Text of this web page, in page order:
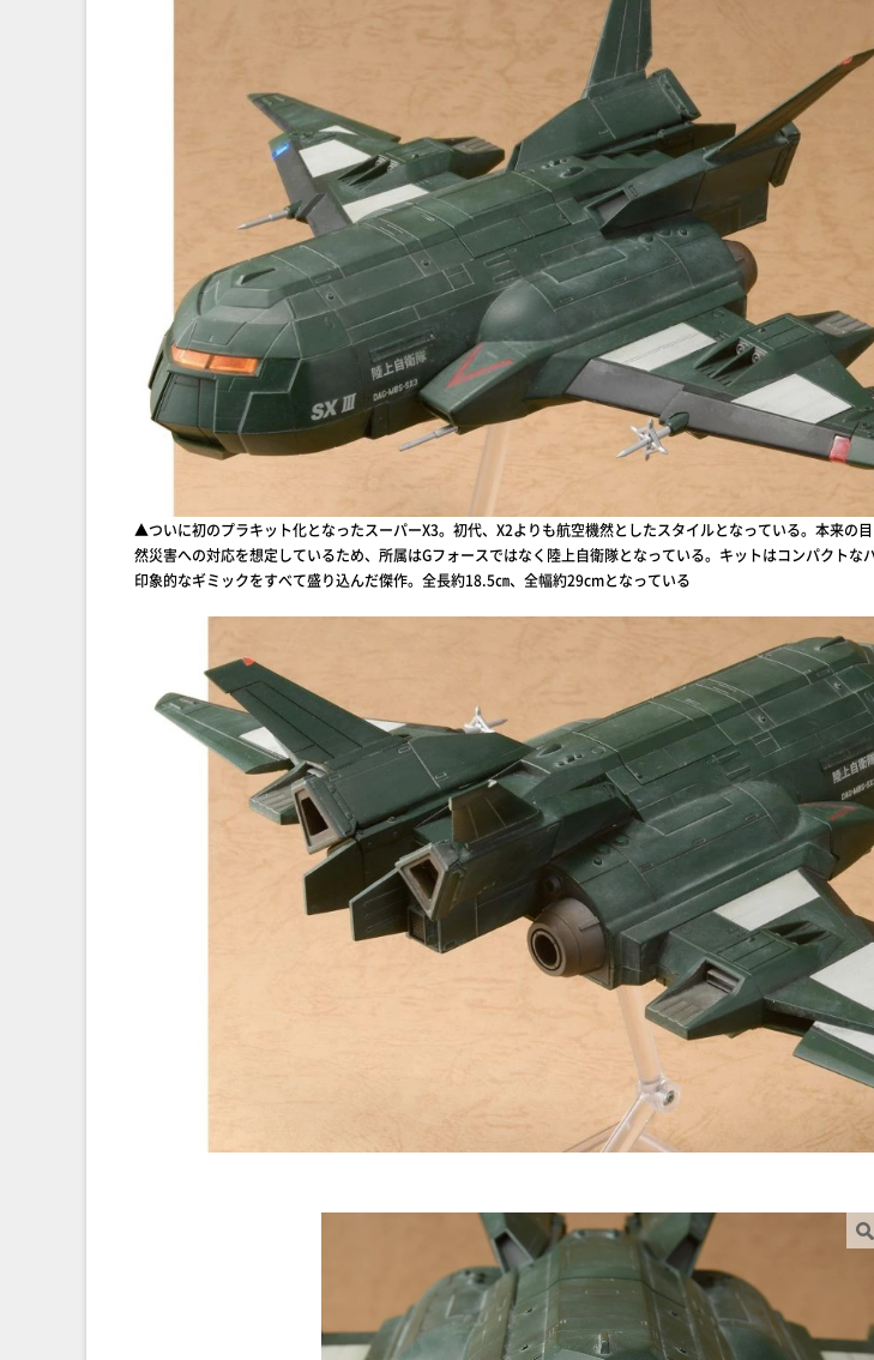
▲ついに初のプラキット化となったスーパーX3。初代、X2よりも航空機然としたスタイルとなっている。本来の
然災害への対応を想定しているため、所属はGフォースではなく陸上自衛隊となっている。キットはコンパクトな
印象的なギミックをすべて盛り込んだ傑作。全長約18.5㎝、全幅約29cmとなっている